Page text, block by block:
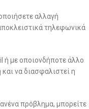
αλλαγή
τηλεφωνικά
ή με οποιονδήποτε άλλο
να διασφαλιστεί η
πρόβλημα, μπορείτε